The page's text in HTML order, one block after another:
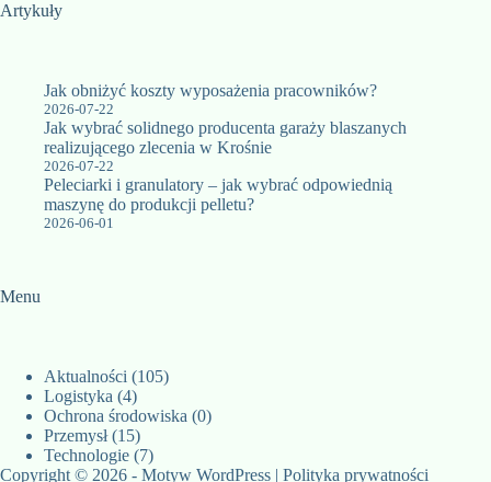
Artykuły
Jak obniżyć koszty wyposażenia pracowników?
2026-07-22
Jak wybrać solidnego producenta garaży blaszanych
realizującego zlecenia w Krośnie
2026-07-22
Peleciarki i granulatory – jak wybrać odpowiednią
maszynę do produkcji pelletu?
2026-06-01
Menu
Aktualności (105)
Logistyka (4)
Ochrona środowiska (0)
Przemysł(15)
Technologie (7)
Copyright © 2026 - Motyw WordPress | Polityka prywatności